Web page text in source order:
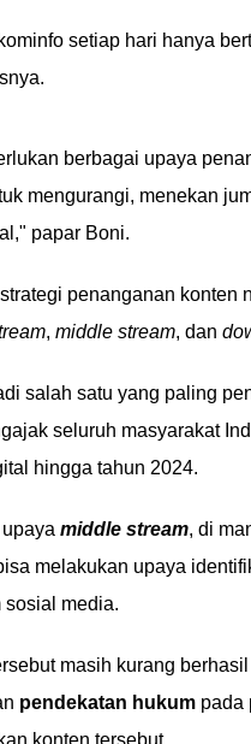
setiap hari hanya
berbagai upaya
mengurangi, menekan
papar Boni.
penanganan
, middle stream, dan
salah satu yang paling
seluruh masyarakat
hingga tahun 2024.
middle stream, di
melakukan upaya
sosial media.
masih kurang
pendekatan hukum pada
konten tersebut.